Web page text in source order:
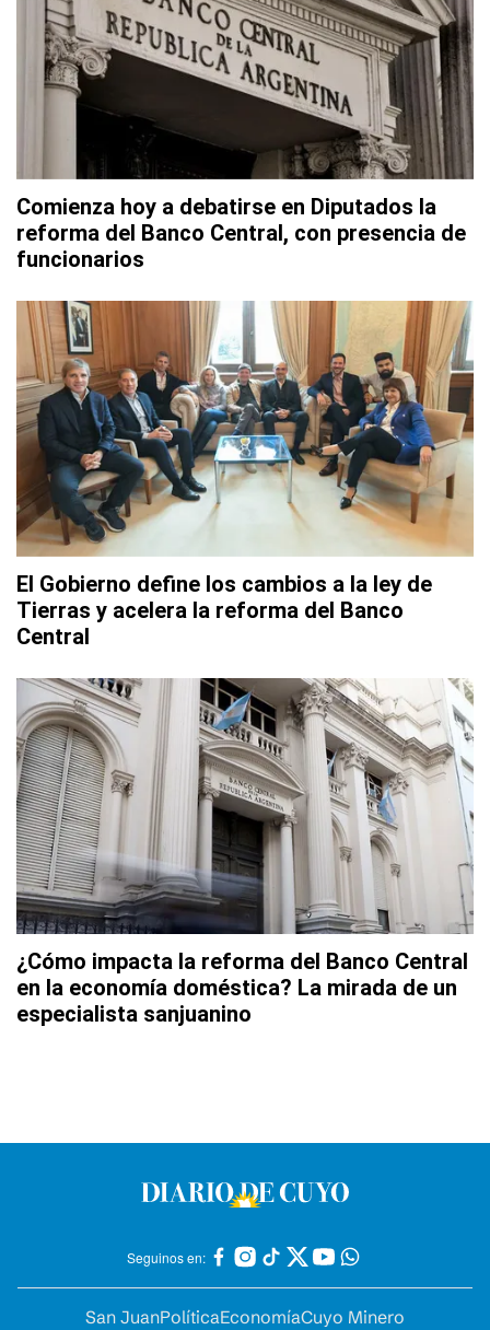
Comienza hoy a debatirse en Diputados la
reforma del Banco Central, con presencia de
funcionarios
El Gobierno define los cambios a la ley de
Tierras y acelera la reforma del Banco
Central
¿Cómo impacta la reforma del Banco Central
en la economía doméstica? La mirada de un
especialista sanjuanino
Seguinos en:
San JuanPolíticaEconomíaCuyo Minero